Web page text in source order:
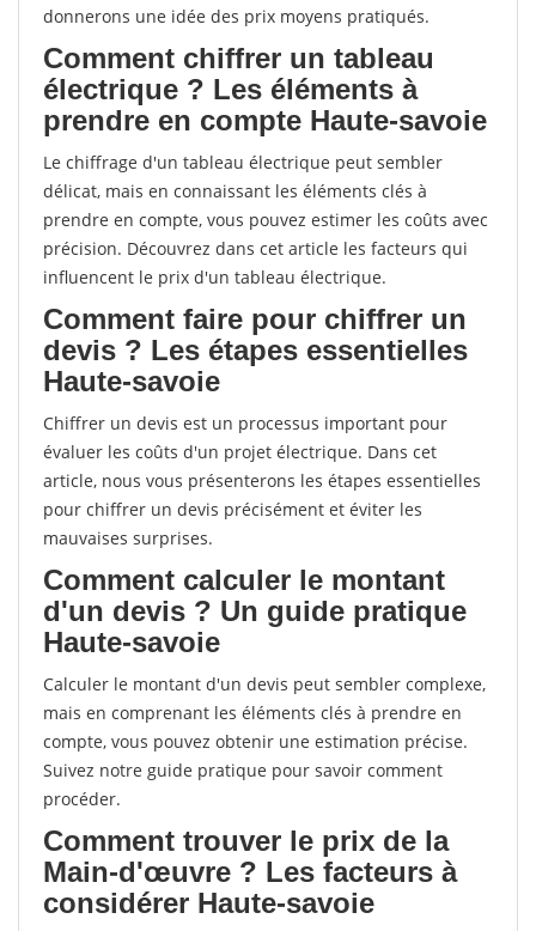
donnerons une idée des prix moyens pratiqués.
Comment chiffrer un tableau
électrique ? Les éléments à
prendre en compte Haute-savoie
Le chiffrage d'un tableau électrique peut sembler
délicat, mais en connaissant les éléments clés à
prendre en compte, vous pouvez estimer les coûts avec
précision. Découvrez dans cet article les facteurs qui
influencent le prix d'un tableau électrique.
Comment faire pour chiffrer un
devis ? Les étapes essentielles
Haute-savoie
Chiffrer un devis est un processus important pour
évaluer les coûts d'un projet électrique. Dans cet
article, nous vous présenterons les étapes essentielles
pour chiffrer un devis précisément et éviter les
mauvaises surprises.
Comment calculer le montant
d'un devis ? Un guide pratique
Haute-savoie
Calculer le montant d'un devis peut sembler complexe,
mais en comprenant les éléments clés à prendre en
compte, vous pouvez obtenir une estimation précise.
Suivez notre guide pratique pour savoir comment
procéder.
Comment trouver le prix de la
Main-d'œuvre ? Les facteurs à
considérer Haute-savoie